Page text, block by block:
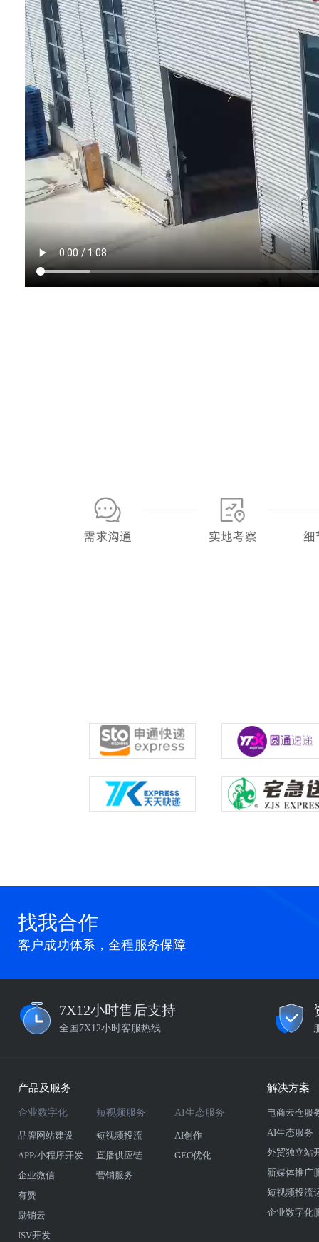
找我合作
客户成功体系，全程服务保障
7X12小时售后支持
全国7X12小时客服热线
产品及服务
企业数字化
品牌网站建设
APP/小程序开发
企业微信
有赞
励销云
ISV开发
短视频服务
短视频投流
直播供应链
营销服务
AI生态服务
AI创作
GEO优化
解决方案
电商云仓服
AI生态服务
外贸独立站
新媒体推广
短视频投流
企业数字化